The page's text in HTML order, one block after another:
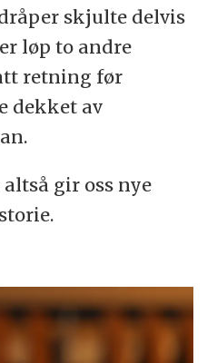
skjulte delvis
løp to andre
retning før
dekket av
gir oss nye